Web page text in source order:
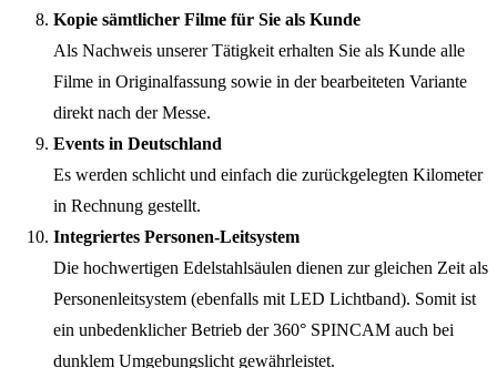
Kopie sämtlicher Filme für Sie als Kunde
Als Nachweis unserer Tätigkeit erhalten Sie als Kunde alle
Filme in Originalfassung sowie in der bearbeiteten Variante
direkt nach der Messe.
Events in Deutschland
Es werden schlicht und einfach die zurückgelegten Kilometer
in Rechnung gestellt.
Integriertes Personen-Leitsystem
Die hochwertigen Edelstahlsäulen dienen zur gleichen Zeit als
Personenleitsystem (ebenfalls mit LED Lichtband). Somit ist
ein unbedenklicher Betrieb der 360° SPINCAM auch bei
dunklem Umgebungslicht gewährleistet.